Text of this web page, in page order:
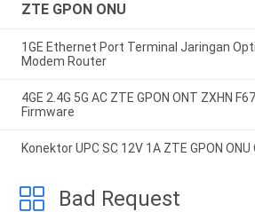
ZTE GPON ONU
1GE Ethernet Port Terminal Jaringan
Modem Router
4GE 2.4G 5G AC ZTE GPON ONT ZXHN
Firmware
Konektor UPC SC 12V 1A ZTE GPON ONU
Bad Request